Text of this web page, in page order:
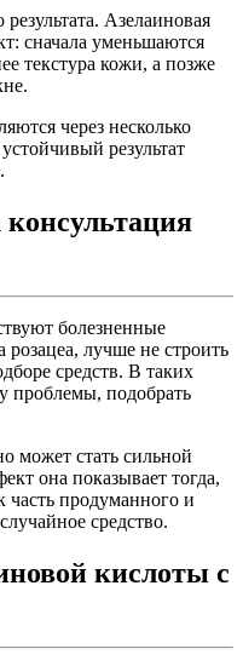
Азелаиновая
сначала уменьшаются
текстура кожи, а позже
через несколько
результат
болезненные
розацеа, лучше не строить
средств. В таких
проблемы, подобрать
может стать сильной
она показывает тогда,
часть продуманного и
средство.
кислоты с